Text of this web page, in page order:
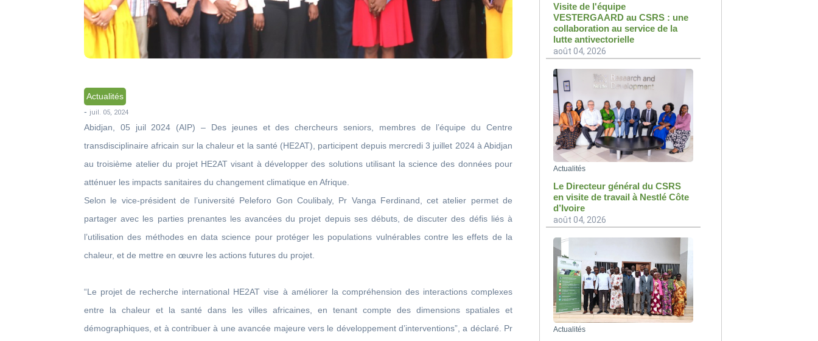
Actualités
- juil. 05, 2024
Abidjan, 05 juil 2024 (AIP) – Des jeunes et des chercheurs seniors, membres de l’équipe du Centre
transdisciplinaire africain sur la chaleur et la santé (HE2AT), participent depuis mercredi 3 juillet 2024 à Abidjan
au troisième atelier du projet HE2AT visant à développer des solutions utilisant la science des données pour
atténuer les impacts sanitaires du changement climatique en Afrique.
Selon le vice-président de l’université Peleforo Gon Coulibaly, Pr Vanga Ferdinand, cet atelier permet de
partager avec les parties prenantes les avancées du projet depuis ses débuts, de discuter des défis liés à
l’utilisation des méthodes en data science pour protéger les populations vulnérables contre les effets de la
chaleur, et de mettre en œuvre les actions futures du projet.
“Le projet de recherche international HE2AT vise à améliorer la compréhension des interactions complexes
entre la chaleur et la santé dans les villes africaines, en tenant compte des dimensions spatiales et
démographiques, et à contribuer à une avancée majeure vers le développement d’interventions”, a déclaré. Pr
Visite de l'équipe
VESTERGAARD au CSRS : une
collaboration au service de la
lutte antivectorielle
août 04, 2026
Actualités
Le Directeur général du CSRS
en visite de travail à Nestlé Côte
d’Ivoire
août 04, 2026
Actualités